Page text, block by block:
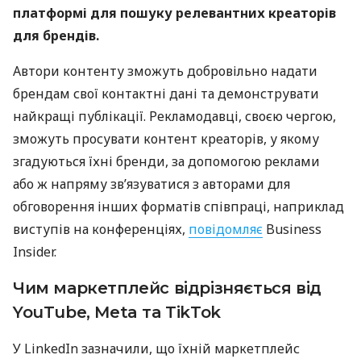
платформі для пошуку релевантних креаторів
для брендів.
Автори контенту зможуть добровільно надати
брендам свої контактні дані та демонструвати
найкращі публікації. Рекламодавці, своєю чергою,
зможуть просувати контент креаторів, у якому
згадуються їхні бренди, за допомогою реклами
або ж напряму зв’язуватися з авторами для
обговорення інших форматів співпраці, наприклад
виступів на конференціях, повідомляє Business
Insider.
Чим маркетплейс відрізняється від
YouTube, Meta та TikTok
У LinkedIn зазначили, що їхній маркетплейс